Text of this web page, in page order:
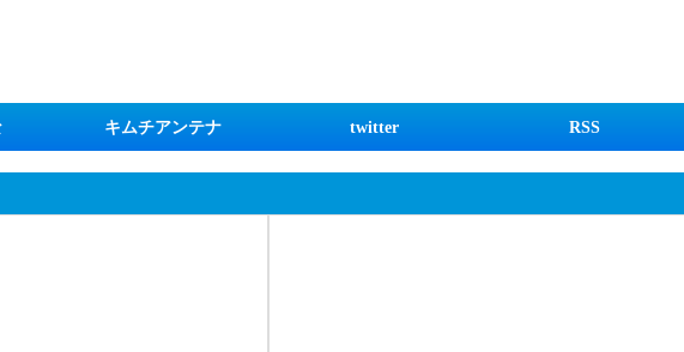
キムチアンテナ twitter RSS